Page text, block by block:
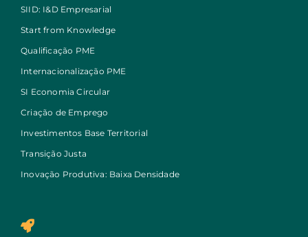
SIID: I&D Empresarial
Start from Knowledge
Qualificação PME
Internacionalização PME
SI Economia Circular
Criação de Emprego
Investimentos Base Territorial
Transição Justa
Inovação Produtiva: Baixa Densidade